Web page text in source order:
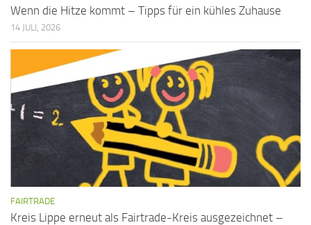
Wenn die Hitze kommt – Tipps für ein kühles Zuhause
14 JULI, 2026
FAIRTRADE
Kreis Lippe erneut als Fairtrade-Kreis ausgezeichnet –